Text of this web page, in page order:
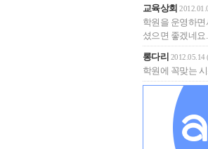
교육상회
학원을 운영하
셨으면 좋겠네
롱다리 2012.05.14
학원에 꼭맞는